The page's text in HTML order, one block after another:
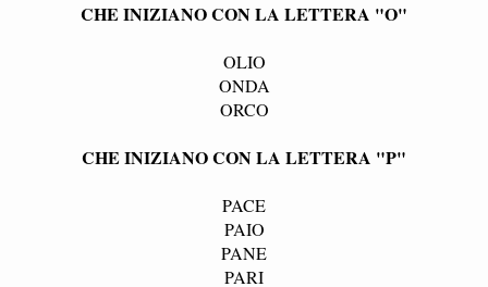
CHE INIZIANO CON LA LETTERA "O"
OLIO
ONDA
ORCO
CHE INIZIANO CON LA LETTERA "P"
PACE
PAIO
PANE
PARI